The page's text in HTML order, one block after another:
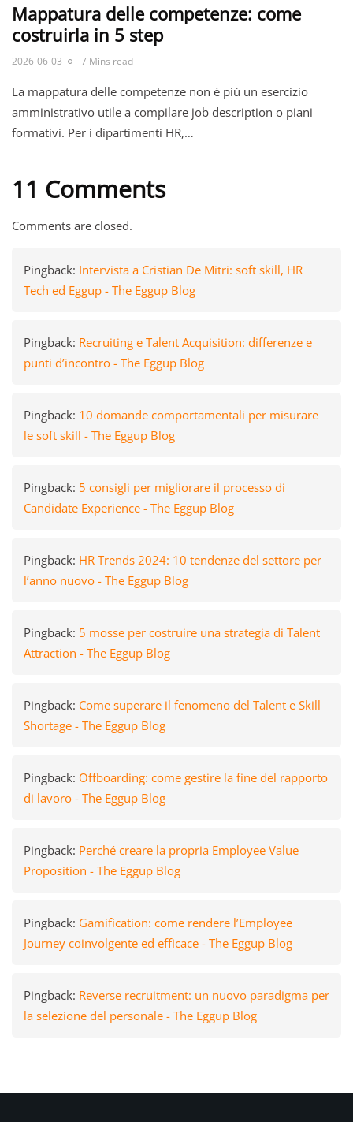
Mappatura delle competenze: come
costruirla in 5 step
2026-06-03 7 Mins read
La mappatura delle competenze non è più un esercizio
amministrativo utile a compilare job description o piani
formativi. Per i dipartimenti HR,…
11 Comments
Comments are closed.
Pingback: Intervista a Cristian De Mitri: soft skill, HR
Tech ed Eggup - The Eggup Blog
Pingback: Recruiting e Talent Acquisition: differenze e
punti d’incontro - The Eggup Blog
Pingback: 10 domande comportamentali per misurare
le soft skill - The Eggup Blog
Pingback: 5 consigli per migliorare il processo di
Candidate Experience - The Eggup Blog
Pingback: HR Trends 2024: 10 tendenze del settore per
l’anno nuovo - The Eggup Blog
Pingback: 5 mosse per costruire una strategia di Talent
Attraction - The Eggup Blog
Pingback: Come superare il fenomeno del Talent e Skill
Shortage - The Eggup Blog
Pingback: Offboarding: come gestire la fine del rapporto
di lavoro - The Eggup Blog
Pingback: Perché creare la propria Employee Value
Proposition - The Eggup Blog
Pingback: Gamification: come rendere l’Employee
Journey coinvolgente ed efficace - The Eggup Blog
Pingback: Reverse recruitment: un nuovo paradigma per
la selezione del personale - The Eggup Blog